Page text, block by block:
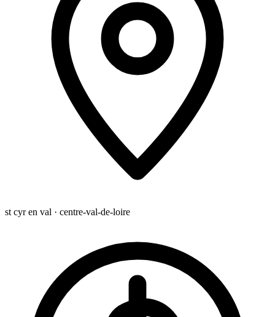
st cyr en val · centre-val-de-loire